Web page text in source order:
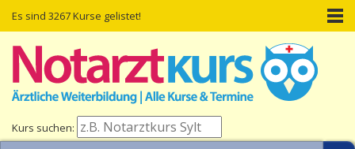
Es sind 3267 Kurse gelistet!
Kurs suchen: